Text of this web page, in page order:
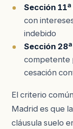
Sección
con
indebido
Sección
competente
cesación
El criterio
Madrid es que
cláusula suelo